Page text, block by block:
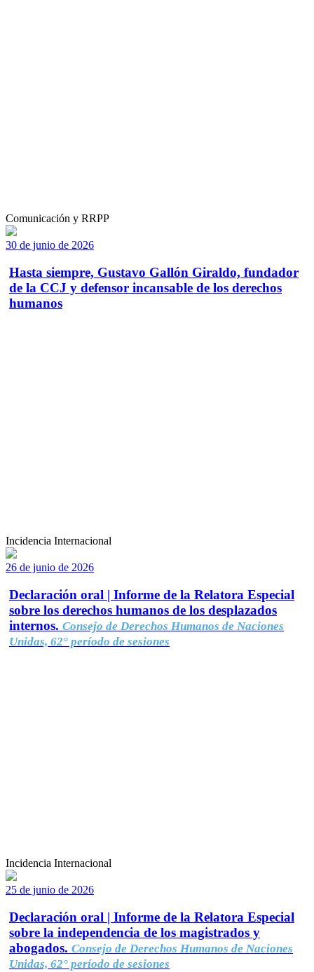
Comunicación y RRPP
30 de junio de 2026
Hasta siempre, Gustavo Gallón Giraldo, fundador
de la CCJ y defensor incansable de los derechos
humanos
Incidencia Internacional
26 de junio de 2026
Declaración oral | Informe de la Relatora Especial
sobre los derechos humanos de los desplazados
internos. Consejo de Derechos Humanos de Naciones
Unidas, 62° período de sesiones
Incidencia Internacional
25 de junio de 2026
Declaración oral | Informe de la Relatora Especial
sobre la independencia de los magistrados y
abogados. Consejo de Derechos Humanos de Naciones
Unidas, 62° período de sesiones